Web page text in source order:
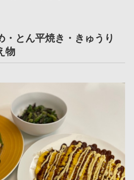
・とん平焼き・きゅうり
物